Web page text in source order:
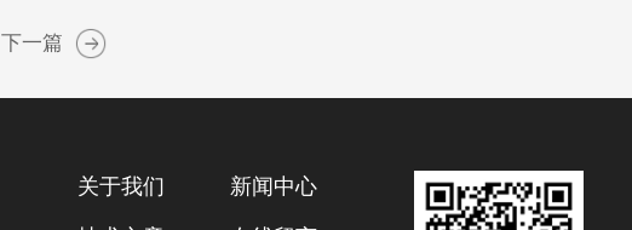
下一篇
关于我们 新闻中心